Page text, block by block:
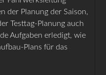
der Planung der Saison,
Testtag-Planung auch
Aufgaben erledigt, wie
Plans für das